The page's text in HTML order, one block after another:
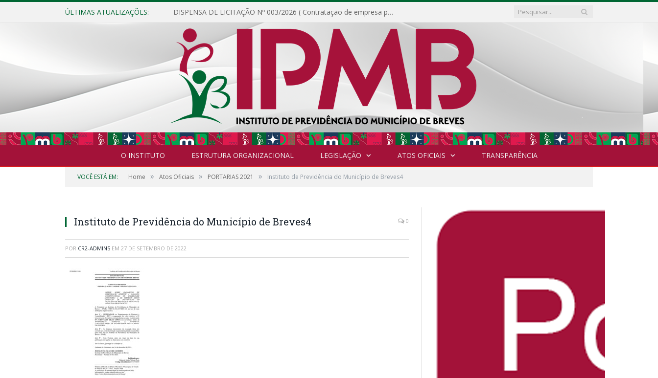
ÚLTIMAS ATUALIZAÇÕES: DISPENSA DE LICITAÇÃO Nº 003/2026 ( Contratação de empresa para fornecimento de gêneros alimentícios não perecíveis, materiais de expediente, descartáveis, copa e cozinha, para análise e posterior publicação.)
O INSTITUTO ESTRUTURA ORGANIZACIONAL LEGISLAÇÃO ATOS OFICIAIS TRANSPARÊNCIA
VOCÊ ESTÁ EM: Home » Atos Oficiais » PORTARIAS 2021 » Instituto de Previdência do Município de Breves4
Instituto de Previdência do Município de Breves4 0
POR CR2-ADMIN5 EM 27 DE SETEMBRO DE 2022